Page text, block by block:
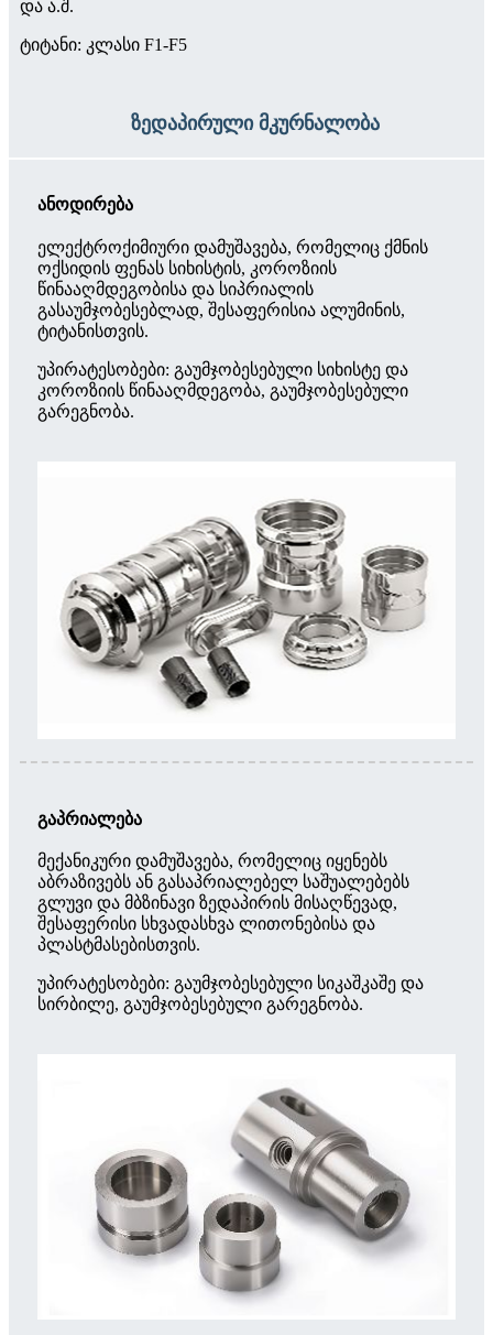
და ა.შ.
ტიტანი: კლასი F1-F5
ზედაპირული მკურნალობა
ანოდირება
ელექტროქიმიური დამუშავება, რომელიც ქმნის
ოქსიდის ფენას სიხისტის, კოროზიის
წინააღმდეგობისა და სიპრიალის
გასაუმჯობესებლად, შესაფერისია ალუმინის,
ტიტანისთვის.
უპირატესობები: გაუმჯობესებული სიხისტე და
კოროზიის წინააღმდეგობა, გაუმჯობესებული
გარეგნობა.
გაპრიალება
მექანიკური დამუშავება, რომელიც იყენებს
აბრაზივებს ან გასაპრიალებელ საშუალებებს
გლუვი და მბზინავი ზედაპირის მისაღწევად,
შესაფერისი სხვადასხვა ლითონებისა და
პლასტმასებისთვის.
უპირატესობები: გაუმჯობესებული სიკაშკაშე და
სირბილე, გაუმჯობესებული გარეგნობა.